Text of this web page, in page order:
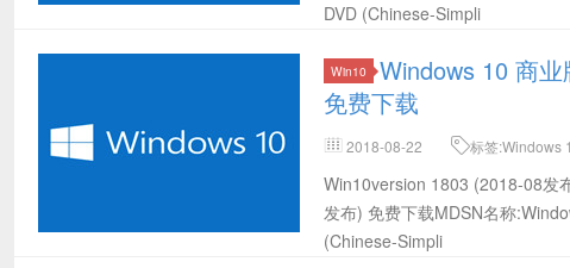
DVD (Chinese-Simpli
Win10
Windows 10 商
免费下载
2018-08-22
标签:Windows
(2018-08发布) 32位官方下载
Win10version 1803 (2018-08发
发布) 免费下载MDSN名称
(Chinese-Simpli